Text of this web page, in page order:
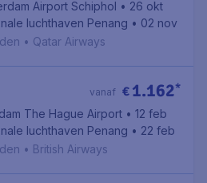
Airport Schiphol • 26 okt
luchthaven Penang • 02 nov
• Qatar Airways
€ 1.162*
vanaf
The Hague Airport • 12 feb
luchthaven Penang • 22 feb
• British Airways